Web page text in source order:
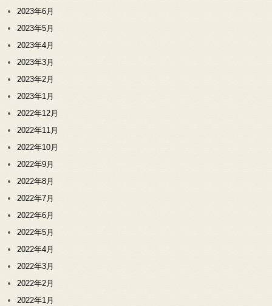
2023年6月
2023年5月
2023年4月
2023年3月
2023年2月
2023年1月
2022年12月
2022年11月
2022年10月
2022年9月
2022年8月
2022年7月
2022年6月
2022年5月
2022年4月
2022年3月
2022年2月
2022年1月